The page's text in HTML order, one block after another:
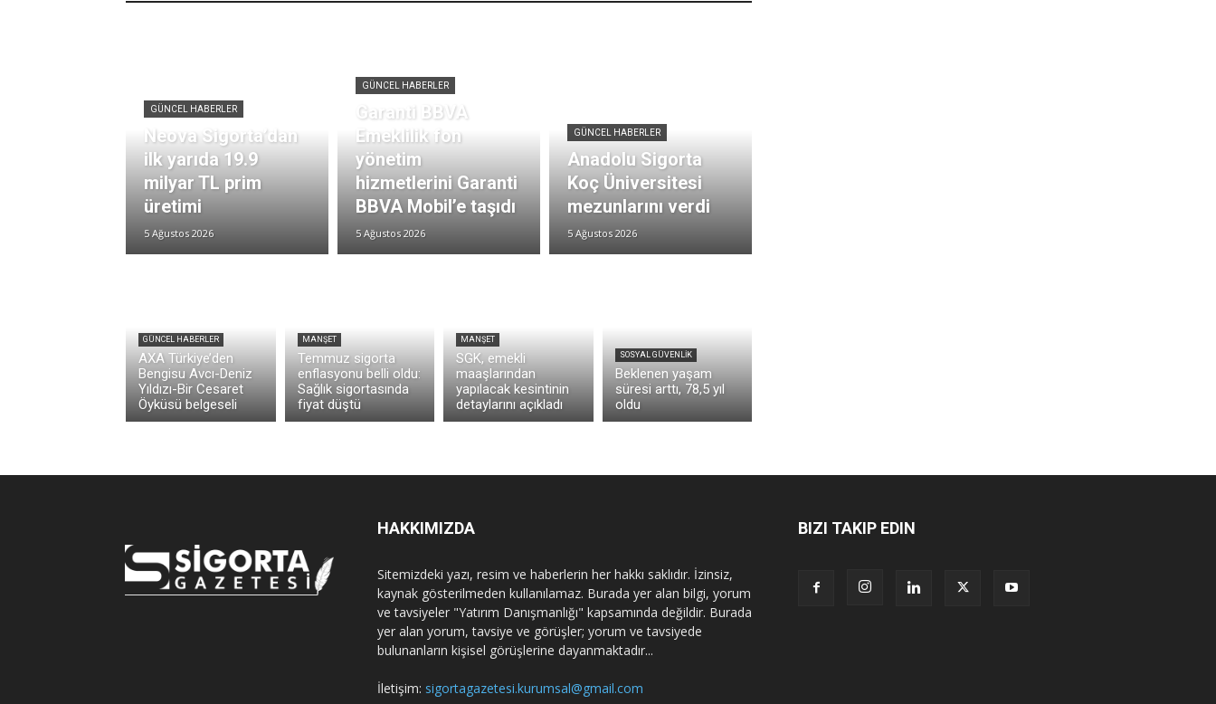
GÜNCEL HABERLER
Neova Sigorta’dan
ilk yarıda 19.9
milyar TL prim
üretimi
5 Ağustos 2026
GÜNCEL HABERLER
Garanti BBVA
Emeklilik fon
yönetim
hizmetlerini Garanti
BBVA Mobil’e taşıdı
5 Ağustos 2026
GÜNCEL HABERLER
Anadolu Sigorta
Koç Üniversitesi
mezunlarını verdi
5 Ağustos 2026
GÜNCEL HABERLER
AXA Türkiye’den
Bengisu Avcı-Deniz
Yıldızı-Bir Cesaret
Öyküsü belgeseli
MANŞET
Temmuz sigorta
enflasyonu belli oldu:
Sağlık sigortasında
fiyat düştü
MANŞET
SGK, emekli
maaşlarından
yapılacak kesintinin
detaylarını açıkladı
SOSYAL GÜVENLIK
Beklenen yaşam
süresi arttı, 78,5 yıl
oldu
HAKKIMIZDA
Sitemizdeki yazı, resim ve haberlerin her hakkı saklıdır. İzinsiz,
kaynak gösterilmeden kullanılamaz. Burada yer alan bilgi, yorum
ve tavsiyeler "Yatırım Danışmanlığı" kapsamında değildir. Burada
yer alan yorum, tavsiye ve görüşler; yorum ve tavsiyede
bulunanların kişisel görüşlerine dayanmaktadır...
İletişim: sigortagazetesi.kurumsal@gmail.com
BIZI TAKIP EDIN